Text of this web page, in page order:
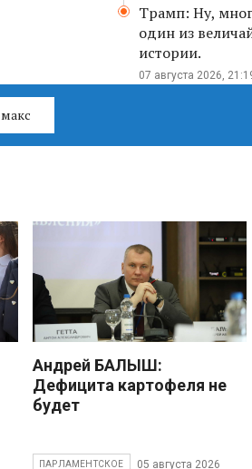
Трамп: Ну,
один из
истории.
07 августа 2026,
макс
Андрей БАЛЫШ:
Дефицита картофеля не
будет
ПАРЛАМЕНТСКОЕ 05 августа 2026